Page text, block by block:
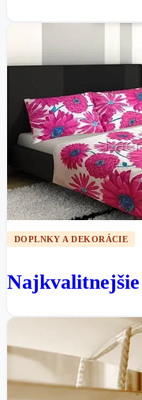
DOPLNKY A DEKORÁCIE